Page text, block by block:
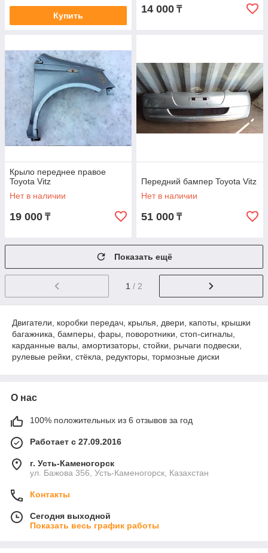
Купить
14 000 ₸
Крыло переднее правое
Toyota Vitz
Нет в наличии
19 000 ₸
Передний бампер Toyota Vitz
Нет в наличии
51 000 ₸
Показать ещё
1 / 2
Двигатели, коробки передач, крылья, двери, капоты, крышки
багажника, бамперы, фары, поворотники, стоп-сигналы,
карданные валы, амортизаторы, стойки, рычаги подвески,
рулевые рейки, стёкла, редукторы, тормозные диски
О нас
100% положительных из 6 отзывов за год
Работает с 27.09.2016
г. Усть-Каменогорск
ул. Бажова 356, Усть-Каменогорск, Казахстан
Контакты
Сегодня выходной
Показать весь график работы